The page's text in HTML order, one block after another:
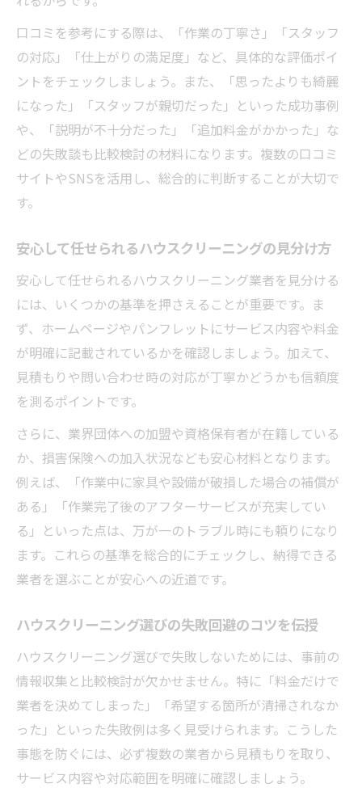
口コミを参考にする際は、「作業の丁寧さ」「スタッフ
の対応」「仕上がりの満足度」など、具体的な評価ポイ
ントをチェックしましょう。また、「思ったよりも綺麗
になった」「スタッフが親切だった」といった成功事例
や、「説明が不十分だった」「追加料金がかかった」な
どの失敗談も比較検討の材料になります。複数の口コミ
サイトやSNSを活用し、総合的に判断することが大切で
す。
安心して任せられるハウスクリーニングの見分け方
安心して任せられるハウスクリーニング業者を見分ける
には、いくつかの基準を押さえることが重要です。ま
ず、ホームページやパンフレットにサービス内容や料金
が明確に記載されているかを確認しましょう。加えて、
見積もりや問い合わせ時の対応が丁寧かどうかも信頼度
を測るポイントです。
さらに、業界団体への加盟や資格保有者が在籍している
か、損害保険への加入状況なども安心材料となります。
例えば、「作業中に家具や設備が破損した場合の補償が
ある」「作業完了後のアフターサービスが充実してい
る」といった点は、万が一のトラブル時にも頼りになり
ます。これらの基準を総合的にチェックし、納得できる
業者を選ぶことが安心への近道です。
ハウスクリーニング選びの失敗回避のコツを伝授
ハウスクリーニング選びで失敗しないためには、事前の
情報収集と比較検討が欠かせません。特に「料金だけで
業者を決めてしまった」「希望する箇所が清掃されなか
った」といった失敗例は多く見受けられます。こうした
事態を防ぐには、必ず複数の業者から見積もりを取り、
サービス内容や対応範囲を明確に確認しましょう。